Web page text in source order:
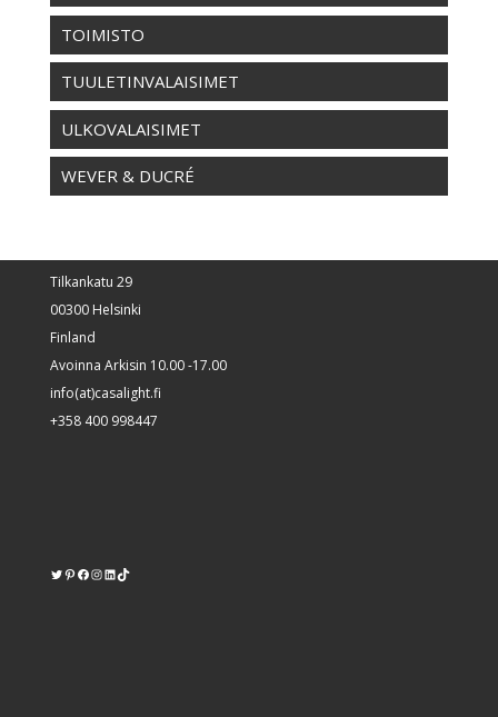
TOIMISTO
TUULETINVALAISIMET
ULKOVALAISIMET
WEVER & DUCRÉ
Tilkankatu 29
00300 Helsinki
Finland
Avoinna Arkisin 10.00 -17.00
info(at)casalight.fi
+358 400 998447
Twitter
Pinterest
https://www.facebook.com/kodinvalaisin/
Instagram
LinkedIn
TikTok